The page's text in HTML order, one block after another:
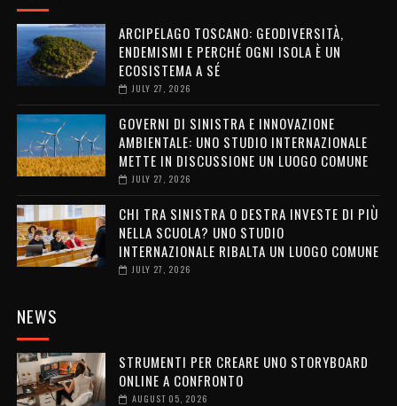
ARCIPELAGO TOSCANO: GEODIVERSITÀ,
ENDEMISMI E PERCHÉ OGNI ISOLA È UN
ECOSISTEMA A SÉ
JULY 27, 2026
GOVERNI DI SINISTRA E INNOVAZIONE
AMBIENTALE: UNO STUDIO INTERNAZIONALE
METTE IN DISCUSSIONE UN LUOGO COMUNE
JULY 27, 2026
CHI TRA SINISTRA O DESTRA INVESTE DI PIÙ
NELLA SCUOLA? UNO STUDIO
INTERNAZIONALE RIBALTA UN LUOGO COMUNE
JULY 27, 2026
NEWS
STRUMENTI PER CREARE UNO STORYBOARD
ONLINE A CONFRONTO
AUGUST 05, 2026